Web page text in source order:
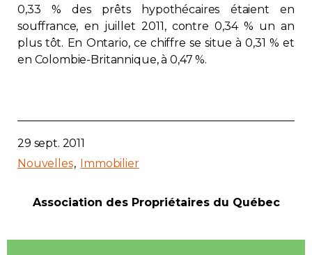
0,33 % des prêts hypothécaires étaient en
souffrance, en juillet 2011, contre 0,34 % un an
plus tôt. En Ontario, ce chiffre se situe à 0,31 % et
en Colombie-Britannique, à 0,47 %.
29 sept. 2011
Nouvelles Immobilier
Association des Propriétaires du Québec